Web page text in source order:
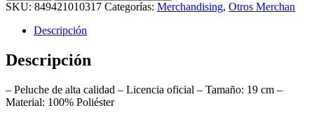
SKU: 849421010317 Categorías: Merchandising, Otros Merchan
Descripción
Descripción
– Peluche de alta calidad – Licencia oficial – Tamaño: 19 cm –
Material: 100% Poliéster